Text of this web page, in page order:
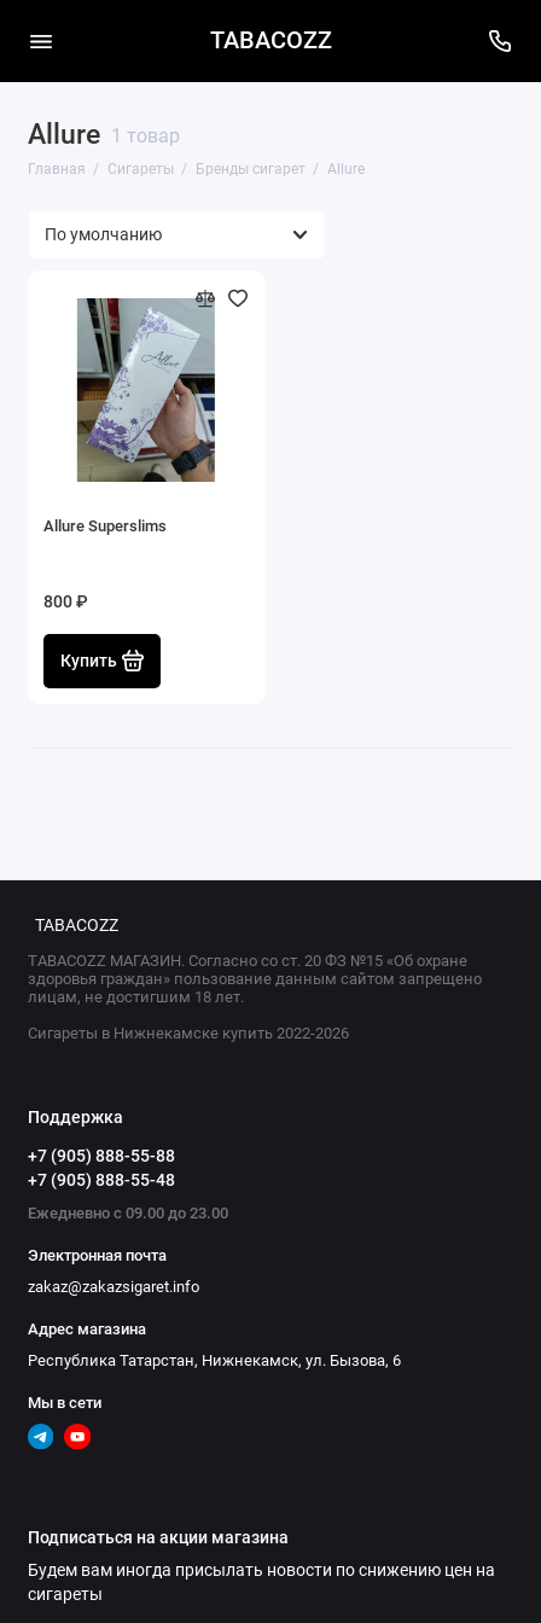
TABACOZZ
Allure 1 товар
Главная Сигареты Бренды сигарет Allure
Allure Superslims
800 ₽
Купить
TABACOZZ
TABACOZZ МАГАЗИН. Согласно со ст. 20 ФЗ №15 «Об охране
здоровья граждан» пользование данным сайтом запрещено
лицам, не достигшим 18 лет.
Сигареты в Нижнекамске купить 2022-2026
Поддержка
+7 (905) 888-55-88
+7 (905) 888-55-48
Ежедневно с 09.00 до 23.00
Электронная почта
zakaz@zakazsigaret.info
Адрес магазина
Республика Татарстан, Нижнекамск, ул. Бызова, 6
Мы в сети
Подписаться на акции магазина
Будем вам иногда присылать новости по снижению цен на
сигареты